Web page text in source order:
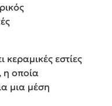
κεραμικές εστίες
η οποία
μια μέση